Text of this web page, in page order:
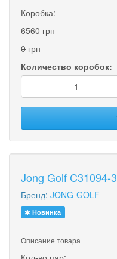
Коробка:
6560 грн
0 грн
Количество коробок:
Jong Golf C31094-3
Бренд: JONG-GOLF
Новинка
Описание товара